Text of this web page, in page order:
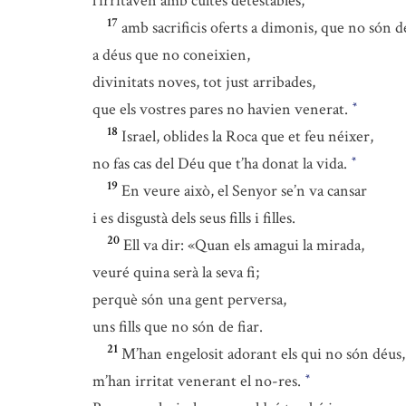
17 amb sacrificis oferts a dimonis, que no són
a déus que no coneixien,
divinitats noves, tot just arribades,
que els vostres pares no havien venerat. *
18 Israel, oblides la Roca que et feu néixer,
no fas cas del Déu que t’ha donat la vida. *
19 En veure això, el Senyor se’n va cansar
i es disgustà dels seus fills i filles.
20 Ell va dir: «Quan els amagui la mirada,
veuré quina serà la seva fi;
perquè són una gent perversa,
uns fills que no són de fiar.
21 M’han engelosit adorant els qui no són déus,
m’han irritat venerant el no-res. *